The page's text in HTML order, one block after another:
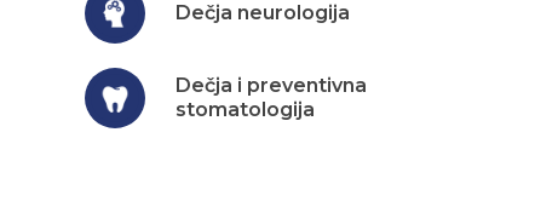
Dečja neurologija
Dečja i preventivna
stomatologija